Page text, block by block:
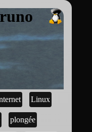
Linux
plongée